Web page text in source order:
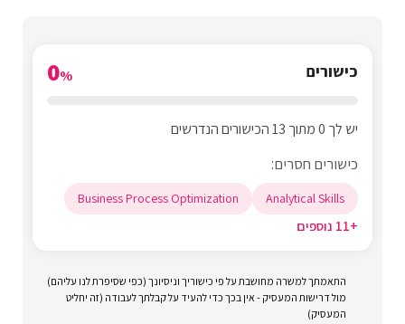
כישורים 0%
יש לך 0 מתוך 13 הכישורים הנדרשים
כישורים חסרים:
Analytical Skills
Business Process Optimization
+11 נוספים
התאמתך למשרה מחושבת על פי כישוריך וניסיונך (כפי שסיפרת לנו עליהם)
מול דרישות המעסיק - אין בכך כדי להעיד על קבלתך לעבודה (זה יחליט
המעסיק)